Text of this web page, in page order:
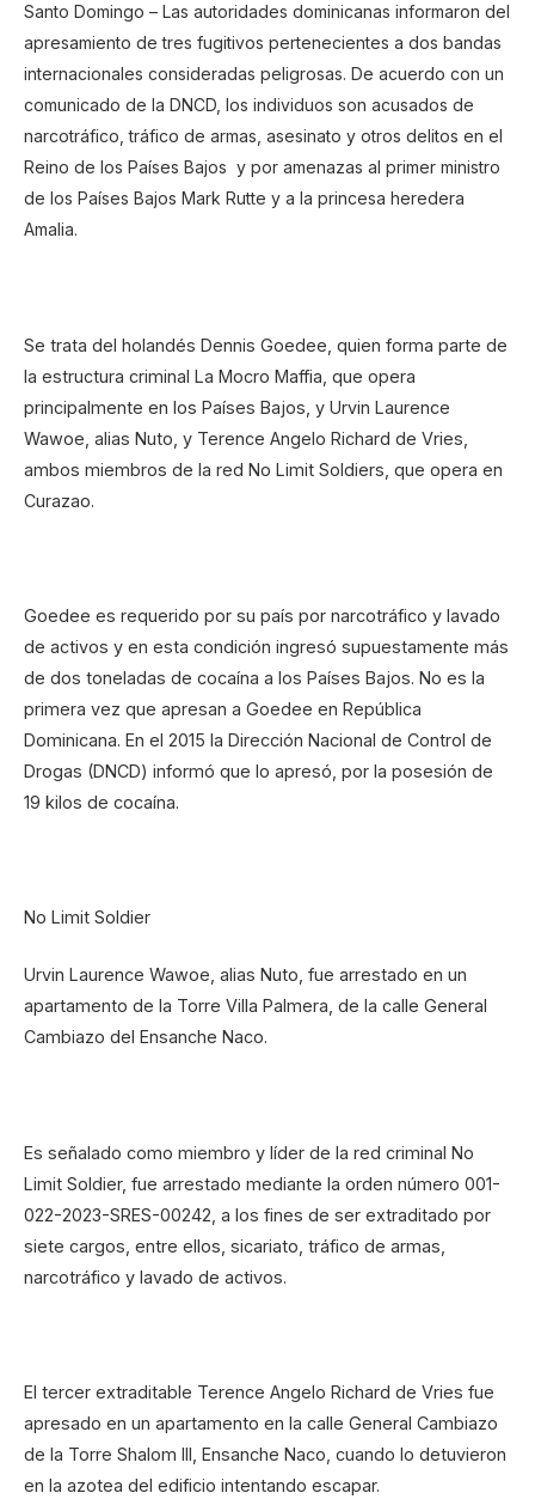
Santo Domingo – Las autoridades dominicanas informaron del
apresamiento de tres fugitivos pertenecientes a dos bandas
internacionales consideradas peligrosas. De acuerdo con un
comunicado de la DNCD, los individuos son acusados de
narcotráfico, tráfico de armas, asesinato y otros delitos en el
Reino de los Países Bajos y por amenazas al primer ministro
de los Países Bajos Mark Rutte y a la princesa heredera
Amalia.
Se trata del holandés Dennis Goedee, quien forma parte de
la estructura criminal La Mocro Maffia, que opera
principalmente en los Países Bajos, y Urvin Laurence
Wawoe, alias Nuto, y Terence Angelo Richard de Vries,
ambos miembros de la red No Limit Soldiers, que opera en
Curazao.
Goedee es requerido por su país por narcotráfico y lavado
de activos y en esta condición ingresó supuestamente más
de dos toneladas de cocaína a los Países Bajos. No es la
primera vez que apresan a Goedee en República
Dominicana. En el 2015 la Dirección Nacional de Control de
Drogas (DNCD) informó que lo apresó, por la posesión de
19 kilos de cocaína.
No Limit Soldier
Urvin Laurence Wawoe, alias Nuto, fue arrestado en un
apartamento de la Torre Villa Palmera, de la calle General
Cambiazo del Ensanche Naco.
Es señalado como miembro y líder de la red criminal No
Limit Soldier, fue arrestado mediante la orden número 001-
022-2023-SRES-00242, a los fines de ser extraditado por
siete cargos, entre ellos, sicariato, tráfico de armas,
narcotráfico y lavado de activos.
El tercer extraditable Terence Angelo Richard de Vries fue
apresado en un apartamento en la calle General Cambiazo
de la Torre Shalom III, Ensanche Naco, cuando lo detuvieron
en la azotea del edificio intentando escapar.